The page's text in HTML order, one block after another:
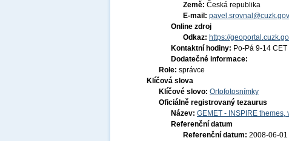
Země: Česká republika
E-mail:
Online zdroj
Odkaz: https://
Kontaktní hodiny: Po-Pá 9-14 CET
Dodatečné informace:
Role: správce
Klíčová slova
Klíčové slovo: Ortofotosnímky
Oficiálně registrovaný tezaurus
Název: GEMET - INSPIRE themes,
Referenční datum
Referenční datum: 2008-06-01